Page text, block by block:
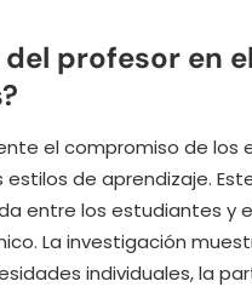
profesor en el
el compromiso de los
de aprendizaje.
entre los estudiantes y
La investigación
individuales, la